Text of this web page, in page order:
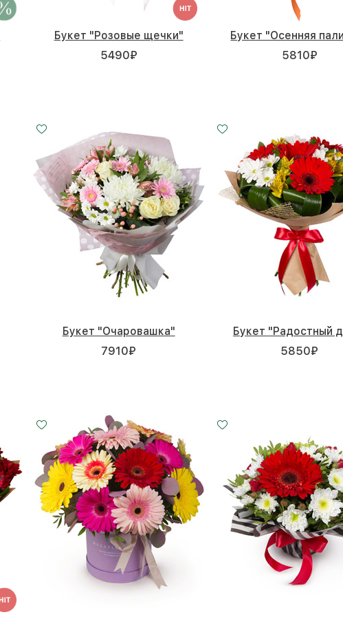
Букет "Розовые щечки"
5490₽
Букет "Осенняя
5810₽
Букет "Очаровашка"
7910₽
15 - 30 см
Букет "Радостный
5850₽